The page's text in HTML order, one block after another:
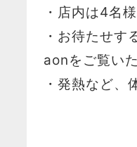
・店内は4名
・お待たせ
aonをご覧い
・発熱など、